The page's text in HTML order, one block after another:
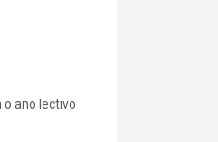
ano lectivo